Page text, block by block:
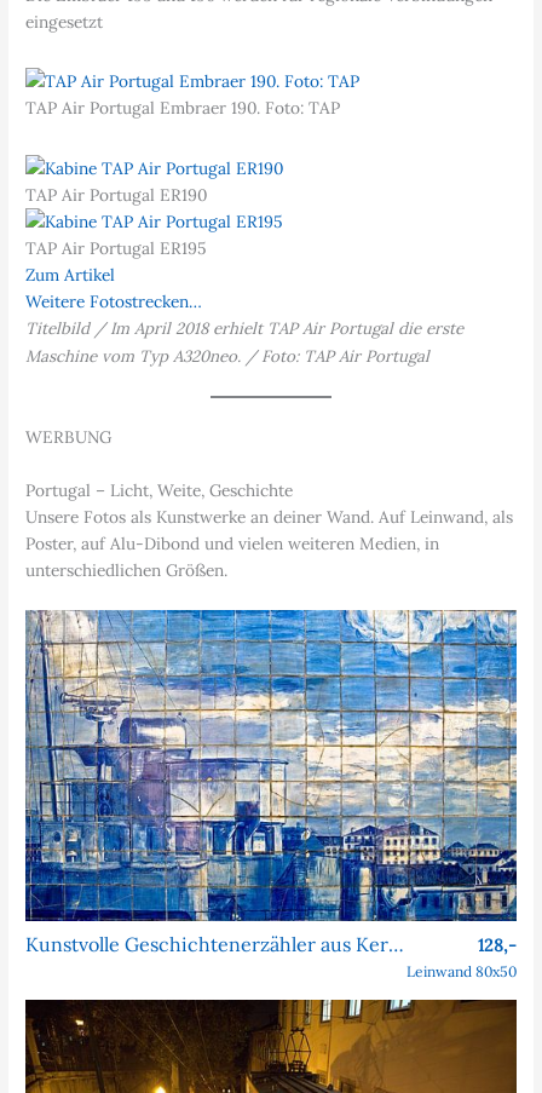
eingesetzt
TAP Air Portugal Embraer 190. Foto: TAP
TAP Air Portugal ER190
TAP Air Portugal ER195
Zum Artikel
Weitere Fotostrecken…
Titelbild / Im April 2018 erhielt TAP Air Portugal die erste
Maschine vom Typ A320neo. / Foto: TAP Air Portugal
WERBUNG
Portugal – Licht, Weite, Geschichte
Unsere Fotos als Kunstwerke an deiner Wand. Auf Leinwand, als
Poster, auf Alu-Dibond und vielen weiteren Medien, in
unterschiedlichen Größen.
Kunstvolle Geschichtenerzähler aus Keramik 128,-
Leinwand 80x50